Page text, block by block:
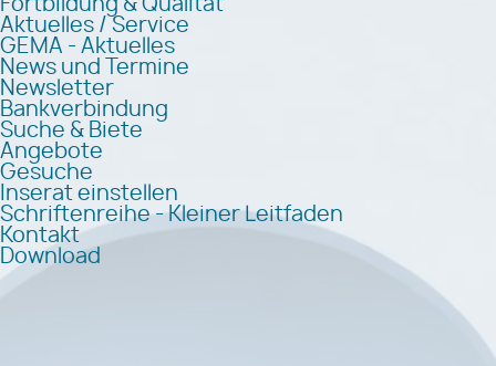
Fortbildung & Qualität
Aktuelles / Service
GEMA - Aktuelles
News und Termine
Newsletter
Bankverbindung
Suche & Biete
Angebote
Gesuche
Inserat einstellen
Schriftenreihe - Kleiner Leitfaden
Kontakt
Download